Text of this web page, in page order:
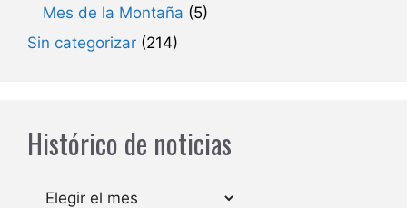
Mes de la Montaña (5)
Sin categorizar (214)
Histórico de noticias
Archivos